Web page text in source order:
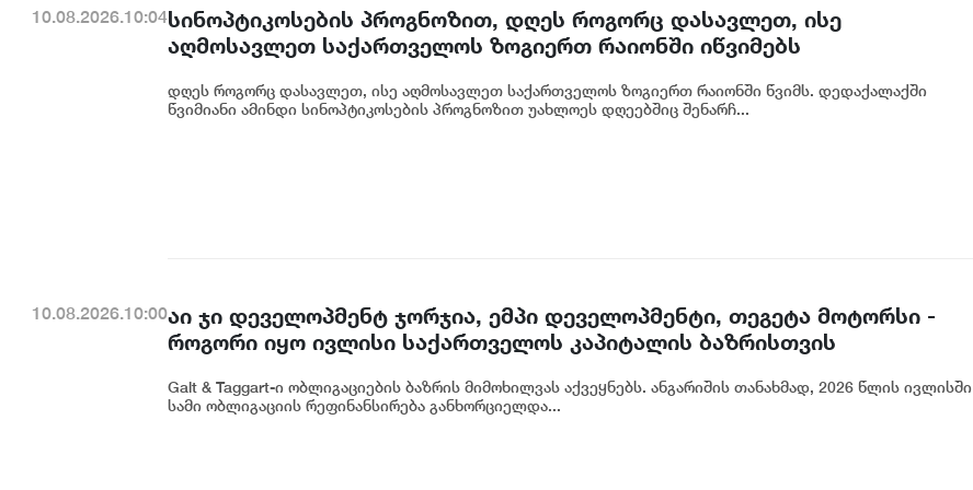
10.08.2026.10:04სინოპტიკოსების პროგნოზით, დღეს როგორც დასავლეთ, ისე
აღმოსავლეთ საქართველოს ზოგიერთ რაიონში იწვიმებს
დღეს როგორც დასავლეთ, ისე აღმოსავლეთ საქართველოს ზოგიერთ რაიონში წვიმს. დედაქალაქში
წვიმიანი ამინდი სინოპტიკოსების პროგნოზით უახლოეს დღეებშიც შენარჩ...
10.08.2026.10:00აი ჯი დეველოპმენტ ჯორჯია, ემპი დეველოპმენტი, თეგეტა მოტორსი -
როგორი იყო ივლისი საქართველოს კაპიტალის ბაზრისთვის
Galt & Taggart-ი ობლიგაციების ბაზრის მიმოხილვას აქვეყნებს. ანგარიშის თანახმად, 2026 წლის ივლისში
სამი ობლიგაციის რეფინანსირება განხორციელდა...